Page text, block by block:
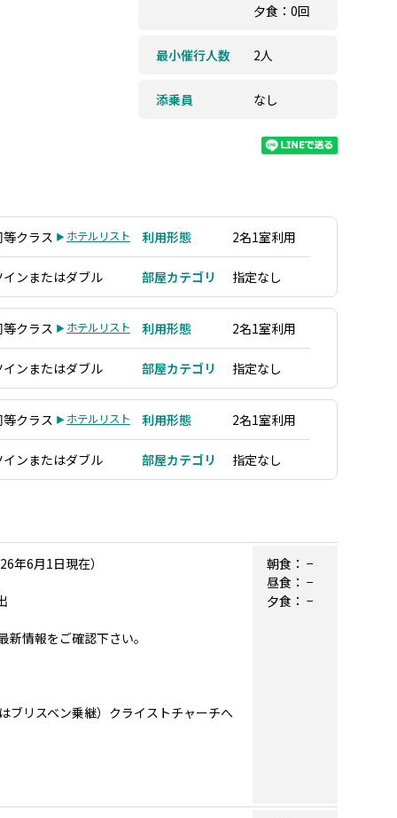
夕食：0回
最小催行人数 2人
添乗員 なし
等クラス ホテルリスト 利用形態 2名1室利用
インまたはダブル 部屋カテゴリ 指定なし
等クラス ホテルリスト 利用形態 2名1室利用
インまたはダブル 部屋カテゴリ 指定なし
等クラス ホテルリスト 利用形態 2名1室利用
インまたはダブル 部屋カテゴリ 指定なし
年6月1日現在）
情報をご確認下さい。
ブリスベン乗継）クライストチャーチへ
朝食： −
昼食： −
夕食： −